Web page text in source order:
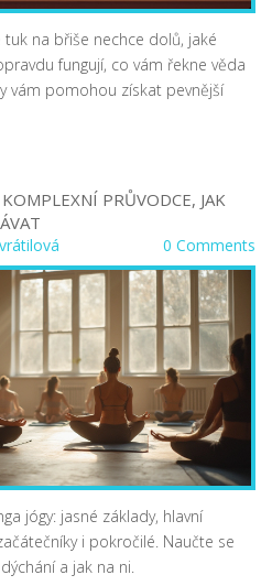
na břiše nechce dolů, jaké
fungují, co vám řekne věda
vám pomohou získat pevnější
PRŮVODCE, JAK
0 Comments
jógy: jasné základy, hlavní
i pokročilé. Naučte se
a jak na ni.